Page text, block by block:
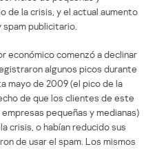
de la crisis, y el actual aumento
publicitario.
económico comenzó a declinar
algunos picos durante
mayo de 2009 (el pico de la
de que los clientes de este
pequeñas y medianas)
crisis, o habían reducido sus
de usar el spam. Los mismos